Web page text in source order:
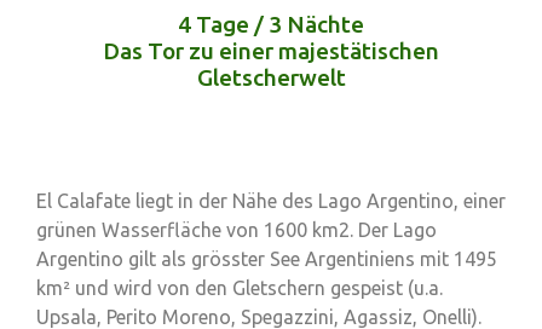
4 Tage / 3 Nächte
Das Tor zu einer majestätischen
Gletscherwelt
El Calafate liegt in der Nähe des Lago Argentino, einer
grünen Wasserfläche von 1600 km2. Der Lago
Argentino gilt als grösster See Argentiniens mit 1495
km² und wird von den Gletschern gespeist (u.a.
Upsala, Perito Moreno, Spegazzini, Agassiz, Onelli).